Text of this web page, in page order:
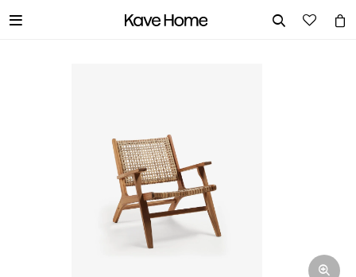
 
Correo electrónico